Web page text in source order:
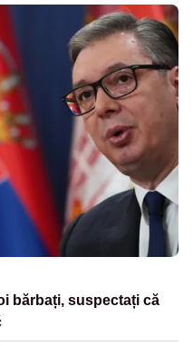
bărbați, suspectați că